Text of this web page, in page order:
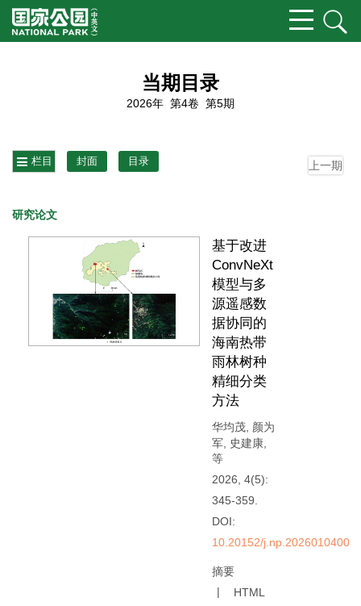
当期目录
2026年 第4卷 第5期
上一期
栏目 封面 目录
研究论文
基于改进
ConvNeXt
模型与多
源遥感数
据协同的
海南热带
雨林树种
精细分类
方法
华均茂 颜为
军
史建康
等
2026, 4(5):
345-359.
DOI:
10.20152/
摘要
HTML